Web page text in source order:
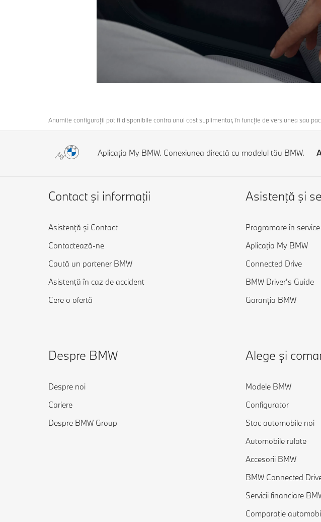
Anumite configurații pot fi disponibile contra unui cost suplimentar, în funcție de versiunea sau
Aplicația My BMW. Conexiunea directă cu modelul tău BMW.
Contact şi informaţii
Asistență și Contact
Contactează-ne
Caută un partener BMW
Asistenţă în caz de accident
Cere o ofertă
Despre BMW
Despre noi
Cariere
Despre BMW Group
Asistenţă şi
Programare în service
Aplicaţia My BMW
Connected Drive
BMW Driver's Guide
Garanția BMW
Alege și
Modele BMW
Configurator
Stoc automobile noi
Automobile rulate
Accesorii BMW
BMW Connected
Servicii financiare
Comparație